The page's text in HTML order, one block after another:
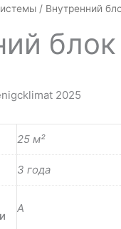
/ Внутренний
25 м²
3 года
A